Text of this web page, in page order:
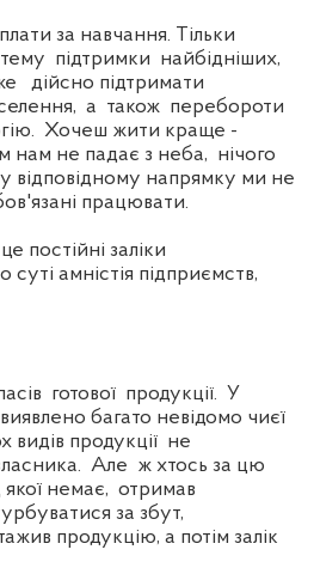
за навчання. Тільки
підтримки найбідніших,
дійсно підтримати
а також перебороти
Хочеш жити краще -
нам не падає з неба, нічого
відповідному напрямку ми не
працювати.
постійні заліки
суті амністія підприємств,
готової продукції. У
багато невідомо чиєї
видів продукції не
Але ж хтось за цю
якої немає, отримав
за збут,
продукцію, а потім залік